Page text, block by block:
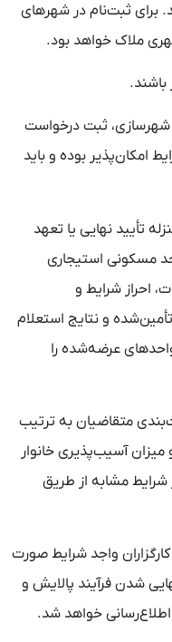
برای ثبت‌نام در شهرهای
ملاک خواهد بود.
شهرسازی، ثبت درخواست
امکان‌پذیر بوده و باید
تأیید نهایی یا تعهد
مسکونی استیجاری
احراز شرایط و
و نتایج استعلام
عرضه‌شده را
متقاضیان به ترتیب
آسیب‌پذیری خانوار
مشابه از طریق
واجد شرایط صورت
شدن فرآیند پالایش و
خواهد شد.